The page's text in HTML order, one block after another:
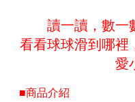
讀一讀，數一
看看球球滑到哪裡
愛
■商品介紹